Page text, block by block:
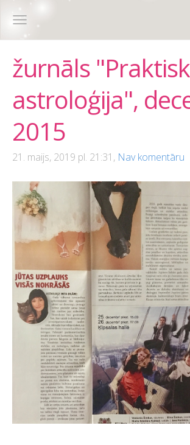
žurnāls
astroloģija",
2015
21. maijs, 2019 pl. 21:31, Nav komentāru